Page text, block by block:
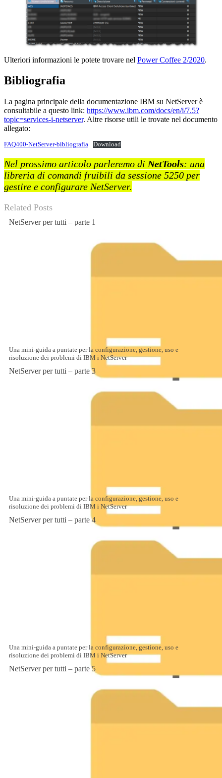
Ulteriori informazioni le potete trovare nel Power Coffee 2/2020.
Bibliografia
La pagina principale della documentazione IBM su NetServer è
consultabile a questo link: https://www.ibm.com/docs/en/i/7.5?
topic=services-i-netserver. Altre risorse utili le trovate nel documento
allegato:
FAQ400-NetServer-bibliografia Download
Nel prossimo articolo parleremo di NetTools: una
libreria di comandi fruibili da sessione 5250 per
gestire e configurare NetServer.
Related Posts
NetServer per tutti – parte 1
Una mini-guida a puntate per la configurazione, gestione, uso e
risoluzione dei problemi di IBM i NetServer
NetServer per tutti – parte 3
Una mini-guida a puntate per la configurazione, gestione, uso e
risoluzione dei problemi di IBM i NetServer
NetServer per tutti – parte 4
Una mini-guida a puntate per la configurazione, gestione, uso e
risoluzione dei problemi di IBM i NetServer
NetServer per tutti – parte 5